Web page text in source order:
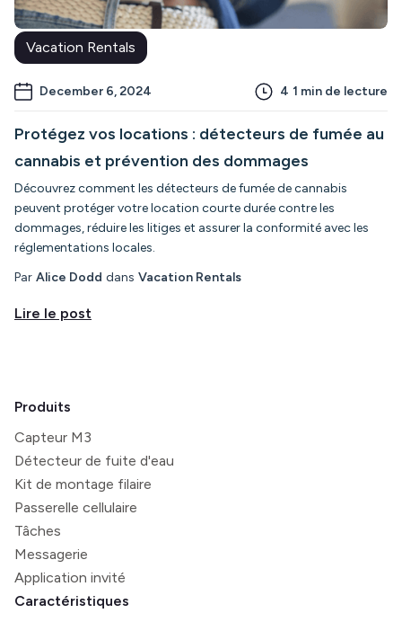
Vacation Rentals
December 6, 2024 4 1 min de lecture
Protégez vos locations : détecteurs de fumée au
cannabis et prévention des dommages
Découvrez comment les détecteurs de fumée de cannabis
peuvent protéger votre location courte durée contre les
dommages, réduire les litiges et assurer la conformité avec les
réglementations locales.
Par Alice Dodd dans Vacation Rentals
Lire le post
Produits
Capteur M3
Détecteur de fuite d'eau
Kit de montage filaire
Passerelle cellulaire
Tâches
Messagerie
Application invité
Caractéristiques